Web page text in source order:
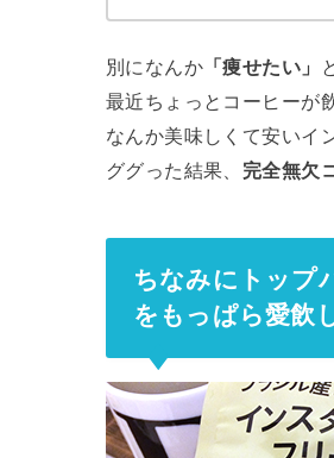
別になんか 「痩せたい」
最近ちょっとコーヒーが
なんか美味しくて安い
ググった結果、 完全無欠
ちなみにトップ
をもっぱら愛飲